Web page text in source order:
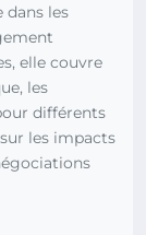
dans les
elle couvre
les
différents
les impacts